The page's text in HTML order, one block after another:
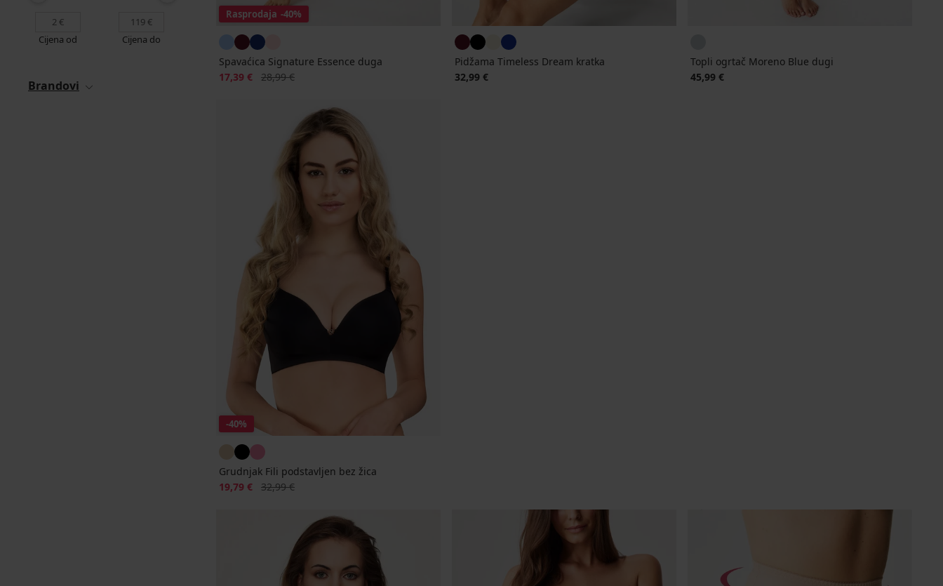
Cijena od Cijena do
Brandovi
Rasprodaja -40%
Spavaćica Signature Essence duga
Popust
17,39 € Prvobitna cijena
28,99 €
Pidžama Timeless Dream kratka
32,99 €
Topli ogrtač Moreno Blue dugi
45,99 €
-40%
Grudnjak Fili podstavljen bez žica
Popust
19,79 € Prvobitna cijena
32,99 €